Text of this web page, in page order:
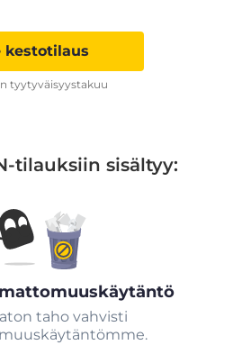
kestotilaus
tyytyväisyystakuu
tilauksiin sisältyy:
taho vahvisti